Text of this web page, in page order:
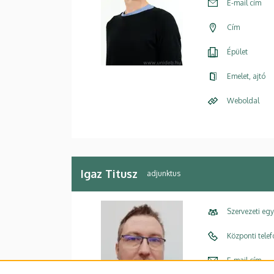
E-mail cím
Cím
Épület
Emelet, ajtó
Weboldal
Igaz Titusz adjunktus
Szervezeti
Központi
E-mail cím